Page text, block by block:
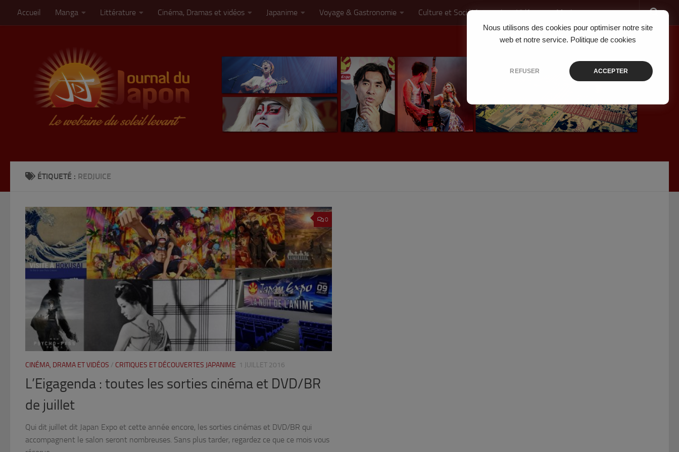
Nous utilisons des cookies pour optimiser notre site
web et notre service. Politique de cookies
REFUSER ACCEPTER
Skip to content
Accueil Manga Littérature Cinéma, Dramas et vidéos Japanime Voyage & Gastronomie Culture et Société Jeux Vidéo Musique
ÉTIQUETÉ : REDJUICE
0
CINÉMA, DRAMA ET VIDÉOS / CRITIQUES ET DÉCOUVERTES JAPANIME 1 JUILLET 2016
L’Eigagenda : toutes les sorties cinéma et DVD/BR
de juillet
Qui dit juillet dit Japan Expo et cette année encore, les sorties cinémas et DVD/BR qui
accompagnent le salon seront nombreuses. Sans plus tarder, regardez ce que ce mois vous